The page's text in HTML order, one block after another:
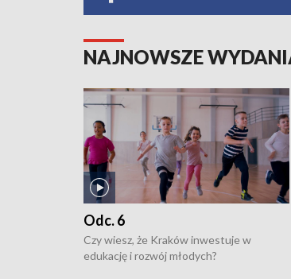
NAJNOWSZE
Odc. 6
Czy wiesz, że Kraków inwestuje w
edukację i rozwój młodych?